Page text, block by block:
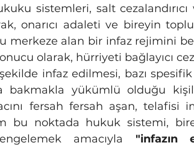
sistemleri, salt cezalandırıcı
onarıcı adaleti ve bireyin
merkeze alan bir infaz rejimini
olarak, hürriyeti bağlayıcı
infaz edilmesi, bazı
bakmakla yükümlü olduğu
fersah fersah aşan, telafisi
bu noktada hukuk sistemi,
amacıyla "infazın